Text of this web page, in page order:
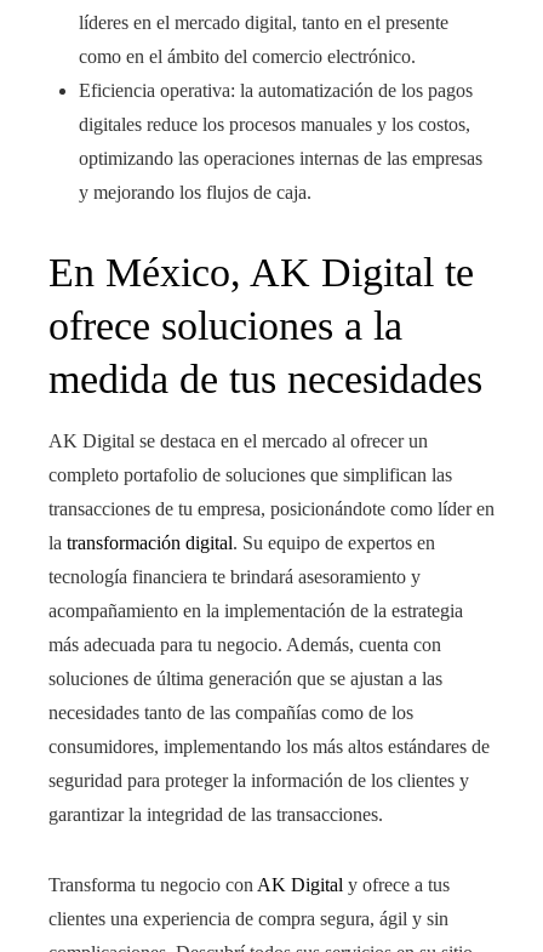
líderes en el mercado digital, tanto en el presente
como en el ámbito del comercio electrónico.
Eficiencia operativa: la automatización de los pagos
digitales reduce los procesos manuales y los costos,
optimizando las operaciones internas de las empresas
y mejorando los flujos de caja.
En México, AK Digital te
ofrece soluciones a la
medida de tus necesidades
AK Digital se destaca en el mercado al ofrecer un
completo portafolio de soluciones que simplifican las
transacciones de tu empresa, posicionándote como líder en
la transformación digital. Su equipo de expertos en
tecnología financiera te brindará asesoramiento y
acompañamiento en la implementación de la estrategia
más adecuada para tu negocio. Además, cuenta con
soluciones de última generación que se ajustan a las
necesidades tanto de las compañías como de los
consumidores, implementando los más altos estándares de
seguridad para proteger la información de los clientes y
garantizar la integridad de las transacciones.
Transforma tu negocio con AK Digital y ofrece a tus
clientes una experiencia de compra segura, ágil y sin